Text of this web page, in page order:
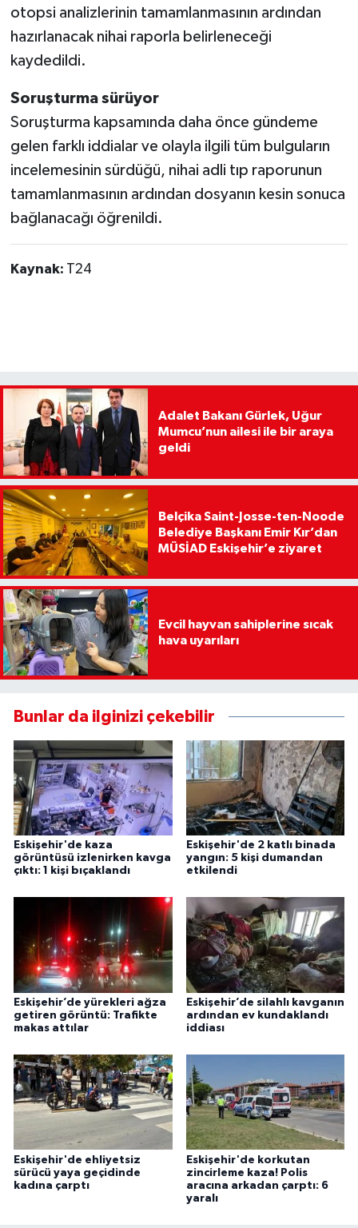
otopsi analizlerinin tamamlanmasının ardından
hazırlanacak nihai raporla belirleneceği
kaydedildi.
Soruşturma sürüyor
Soruşturma kapsamında daha önce gündeme
gelen farklı iddialar ve olayla ilgili tüm bulguların
incelemesinin sürdüğü, nihai adli tıp raporunun
tamamlanmasının ardından dosyanın kesin sonuca
bağlanacağı öğrenildi.
Kaynak: T24
Adalet Bakanı Gürlek, Uğur
Mumcu’nun ailesi ile bir araya
geldi
Belçika Saint-Josse-ten-Noode
Belediye Başkanı Emir Kır’dan
MÜSİAD Eskişehir’e ziyaret
Evcil hayvan sahiplerine sıcak
hava uyarıları
Bunlar da ilginizi çekebilir
Eskişehir'de kaza
görüntüsü izlenirken kavga
çıktı: 1 kişi bıçaklandı
Eskişehir'de 2 katlı binada
yangın: 5 kişi dumandan
etkilendi
Eskişehir’de yürekleri ağza
getiren görüntü: Trafikte
makas attılar
Eskişehir’de silahlı kavganın
ardından ev kundaklandı
iddiası
Eskişehir'de ehliyetsiz
sürücü yaya geçidinde
kadına çarptı
Eskişehir'de korkutan
zincirleme kaza! Polis
aracına arkadan çarptı: 6
yaralı